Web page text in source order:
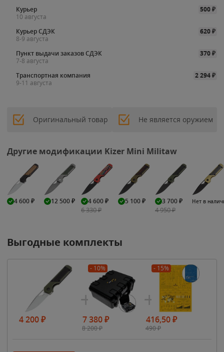
Курьер 500₽
10 августа
Курьер СДЭК
620₽
8-9 августа
Пункт выдачи заказов СДЭК
370₽
7-8 августа
Транспортная компания
2 294₽
9-11 августа
Оригинальный товар Не является оружием
Другие модификации Kizer Mini Militaw
4 600₽ 12 500₽ 4 600₽
6 330₽
5 100₽ 3 700₽
4 950₽
Нет в
Выгодные комплекты
4 200₽
- 10%
7 380₽
8 200₽
- 15%
416,50₽
490₽